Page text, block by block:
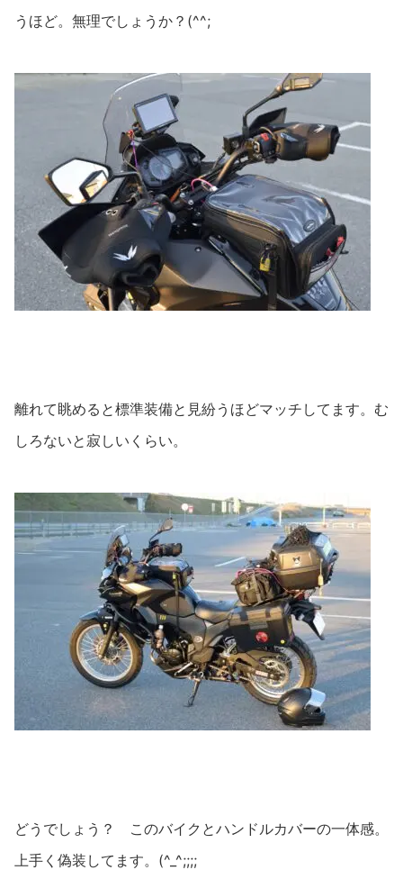
うほど。無理でしょうか？(^^;
離れて眺めると標準装備と見紛うほどマッチしてます。む
しろないと寂しいくらい。
どうでしょう？ このバイクとハンドルカバーの一体感。
上手く偽装してます。(^_^;;;;